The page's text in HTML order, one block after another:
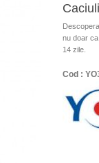
nu doar
14 zile.
Cod :